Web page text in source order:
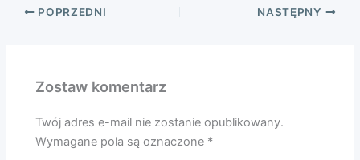
POPRZEDNI NASTĘPNY
Zostaw komentarz
Twój adres e-mail nie zostanie opublikowany.
Wymagane pola są oznaczone *